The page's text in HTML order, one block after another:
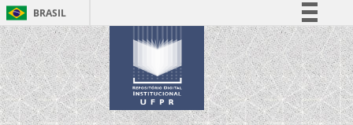
BRASIL
Simplifique!
Comunica BR
Participe
Acesso à informação